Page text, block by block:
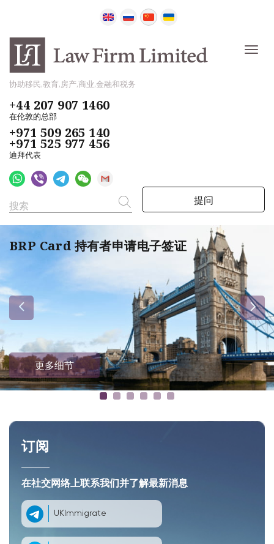
协助移民,教育,房产,商业,金融和税务
+44 207 907 1460
在伦敦的总部
+971 509 265 140
+971 525 977 456
迪拜代表
提问
BRP Card 持有者申请电子签证
更多细节
订阅
在社交网络上联系我们并了解最新消息
UKImmigrate